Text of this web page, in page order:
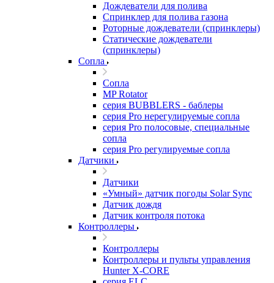
Дождеватели для полива
Cпринклер для полива газона
Роторные дождеватели (спринклеры)
Статические дождеватели
(спринклеры)
Сопла
Сопла
MP Rotator
серия BUBBLERS - баблеры
серия Pro нерегулируемые сопла
серия Pro полосовые, специальные
сопла
серия Pro регулируемые сопла
Датчики
Датчики
«Умный» датчик погоды Solar Sync
Датчик дождя
Датчик контроля потока
Контроллеры
Контроллеры
Контроллеры и пульты управления
Hunter X-CORE